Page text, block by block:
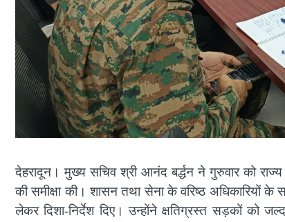
देहरादून। मुख्य सचिव श्री आनंद बर्द्धन ने गुरुवार को
की समीक्षा की। शासन तथा सेना के वरिष्ठ अधिकारियों
लेकर दिशा-निर्देश दिए। उन्होंने क्षतिग्रस्त सड़कों को